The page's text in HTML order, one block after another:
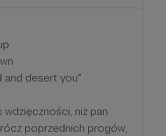
and desert you"
wdzięczności, niż pan
poprzednich progów,